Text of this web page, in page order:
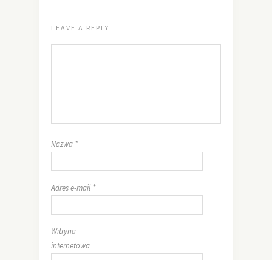
LEAVE A REPLY
Nazwa *
Adres e-mail *
Witryna
internetowa